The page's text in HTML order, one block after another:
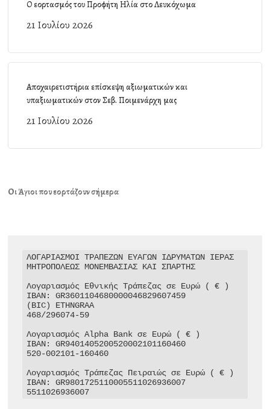
Ο εορτασμός του Προφήτη Ηλία στο Λευκόχωμα
21 Ιουλίου 2026
Αποχαιρετιστήρια επίσκεψη αξιωματικών και
υπαξιωματικών στον Σεβ. Ποιμενάρχη μας
21 Ιουλίου 2026
Οι Άγιοι που εορτάζουν σήμερα
ΛΟΓΑΡΙΑΣΜΟΙ ΤΡΑΠΕΖΩΝ ΕΥΑΓΩΝ ΙΔΡΥΜΑΤΩΝ ΙΕΡΑΣ
ΜΗΤΡΟΠΟΛΕΩΣ ΜΟΝΕΜΒΑΣΙΑΣ ΚΑΙ ΣΠΑΡΤΗΣ
Λογαριασμός Εθνικής Τράπεζας σε Ευρώ ( € )
IBAN: GR3601104680000046829607459
(BIC) ETHNGRAA
468/296074-59
Λογαριασμός Alpha Bank σε Ευρώ ( € )
IBAN: GR9401405200520002101160460
520-002101-160460
Λογαριασμός Τράπεζας Πειραιώς σε Ευρώ ( € )
IBAN: GR9801725110005511026936007
5511026936007